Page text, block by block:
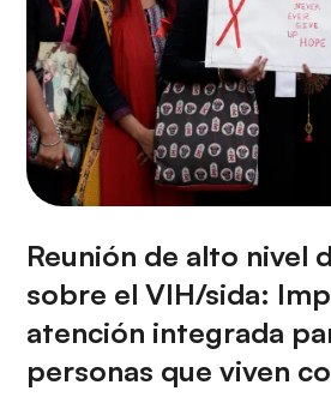
Reunión de alto nivel
sobre el VIH/sida:
atención integrada
personas que viven